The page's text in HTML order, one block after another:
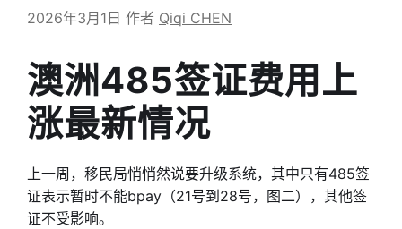
2026年3月1日 作者 Qiqi CHEN
澳洲485签证费用上
涨最新情况
上一周，移民局悄悄然说要升级系统，其中只有485签
证表示暂时不能bpay（21号到28号，图二），其他签
证不受影响。